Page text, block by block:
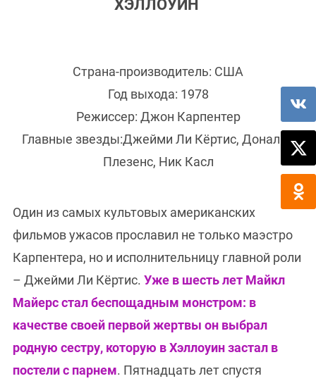
ХЭЛЛОУИН
Страна-производитель: США
Год выхода: 1978
Режиссер: Джон Карпентер
Главные звезды:Джейми Ли Кёртис, Дональд
Плезенс, Ник Касл
Один из самых культовых американских
фильмов ужасов прославил не только маэстро
Карпентера, но и исполнительницу главной роли
– Джейми Ли Кёртис. Уже в шесть лет Майкл
Майерс стал беспощадным монстром: в
качестве своей первой жертвы он выбрал
родную сестру, которую в Хэллоуин застал в
постели с парнем. Пятнадцать лет спустя